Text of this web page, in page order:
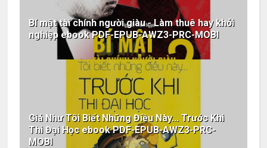
Bí mật tài chính người giàu - Làm thuê hay khởi
nghiệp ebook PDF-EPUB-AWZ3-PRC-MOBI
Giá Như Tôi Biết Những Điều Này... Trước Khi
Thi Đại Học ebook PDF-EPUB-AWZ3-PRC-
MOBI